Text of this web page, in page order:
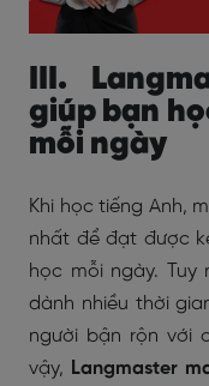
III.
giúp bạn
mỗi ngày
Khi học tiếng Anh,
nhất để đạt được
học mỗi ngày.
dành nhiều thời
người bận rộn với
vậy, Langmaster